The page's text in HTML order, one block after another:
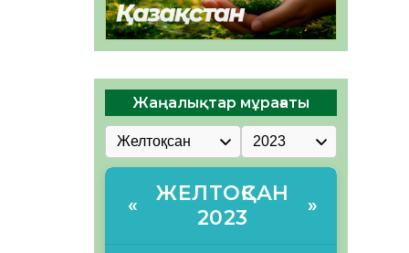
Жаңалықтар мұрағаты
«
ЖЕЛТОҚСАН
2023
»